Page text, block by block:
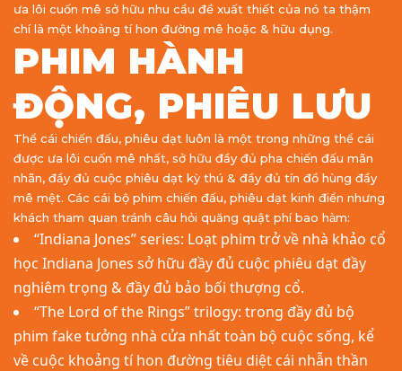
ưa lôi cuốn mê sở hữu nhu cầu đề xuất thiết của nó ta thậm
chí là một khoảng tí hon đường mê hoặc & hữu dụng.
PHIM HÀNH
ĐỘNG, PHIÊU LƯU
Thể cái chiến đấu, phiêu dạt luôn là một trong những thể cái
được ưa lôi cuốn mê nhất, sở hữu đầy đủ pha chiến đấu mãn
nhãn, đầy đủ cuộc phiêu dạt kỳ thú & đầy đủ tín đồ hùng đầy
mê mệt. Các cái bộ phim chiến đấu, phiêu dạt kinh điển nhưng
khách tham quan tránh câu hỏi quăng quật phí bao hàm:
“Indiana Jones” series: Loạt phim trở về nhà khảo cổ
học Indiana Jones sở hữu đầy đủ cuộc phiêu dạt đầy
nghiêm trọng & đầy đủ bảo bối thượng cổ.
“The Lord of the Rings” trilogy: trong đầy đủ bộ
phim fake tưởng nhà cửa nhất toàn bộ cuộc sống, kể
về cuộc khoảng tí hon đường tiêu diệt cái nhẫn thần